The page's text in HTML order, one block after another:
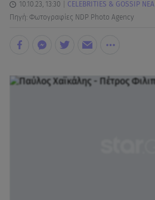
10.10.23, 13:30
CELEBRITIES & GOSSIP ΝΕΑ
Πηγή: Φωτογραφίες NDP Photo Agency